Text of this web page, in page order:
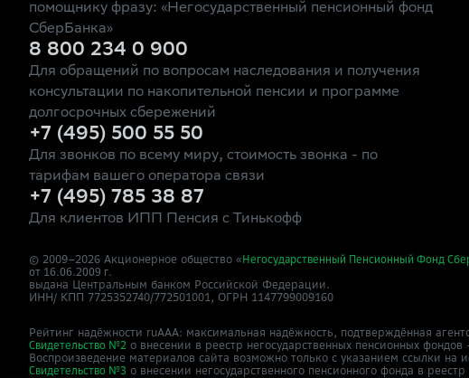
помощнику фразу: «Негосударственный пенсионный фонд
СберБанка»
8 800 234 0 900
Для обращений по вопросам наследования и получения
консультации по накопительной пенсии и программе
долгосрочных сбережений
+7 (495) 500 55 50
Для звонков по всему миру, стоимость звонка - по
тарифам вашего оператора связи
+7 (495) 785 38 87
Для клиентов ИПП Пенсия с Тинькофф
© 2009–2026 Акционерное общество «Негосударственный Пенсионный Фонд
от 16.06.2009 г.
выдана Центральным банком Российской Федерации.
ИНН/ КПП 7725352740/772501001, ОГРН 1147799009160
Рейтинг надёжности ruAAA: максимальная надёжность, подтверждённая
Свидетельство №2 о внесении в реестр негосударственных пенсионных
Воспроизведение материалов сайта возможно только с указанием ссылки на
Свидетельство №3 о внесении негосударственного пенсионного фонда в